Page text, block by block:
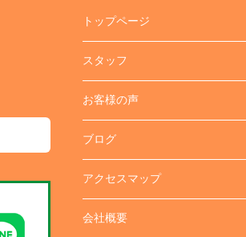
トップページ
スタッフ
お客様の声
ブログ
アクセスマップ
会社概要